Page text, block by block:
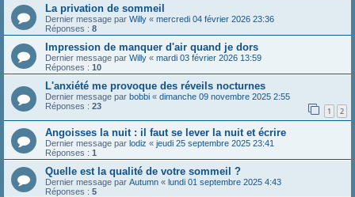
La privation de sommeil
Dernier message par Willy « mercredi 04 février 2026 23:36
Réponses : 8
Impression de manquer d'air quand je dors
Dernier message par Willy « mardi 03 février 2026 13:59
Réponses : 10
L'anxiété me provoque des réveils nocturnes
Dernier message par bobbi « dimanche 09 novembre 2025 2:55
Réponses : 23 1 2
Angoisses la nuit : il faut se lever la nuit et écrire
Dernier message par lodiz « jeudi 25 septembre 2025 23:41
Réponses : 1
Quelle est la qualité de votre sommeil ?
Dernier message par Autumn « lundi 01 septembre 2025 4:43
Réponses : 5